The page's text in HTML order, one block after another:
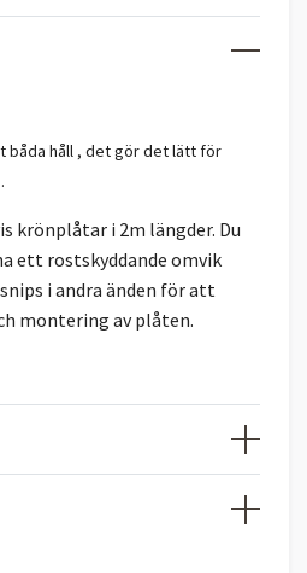
båda håll , det gör det lätt för
krönplåtar i 2m längder. Du
ett rostskyddande omvik
i andra änden för att
montering av plåten.